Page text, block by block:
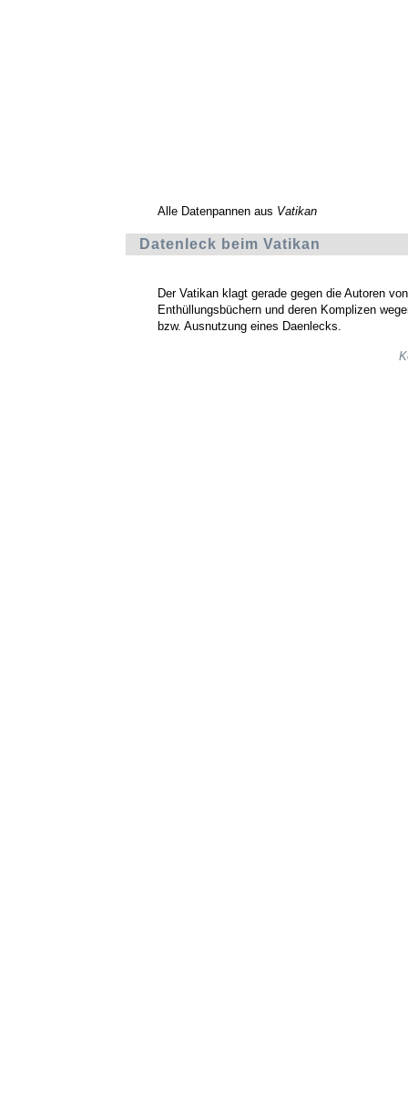
Alle Datenpannen aus Vatikan
Datenleck beim Vatikan
Der Vatikan klagt gerade gegen die Autoren
Enthüllungsbüchern und deren Komplizen
bzw. Ausnutzung eines Daenlecks.